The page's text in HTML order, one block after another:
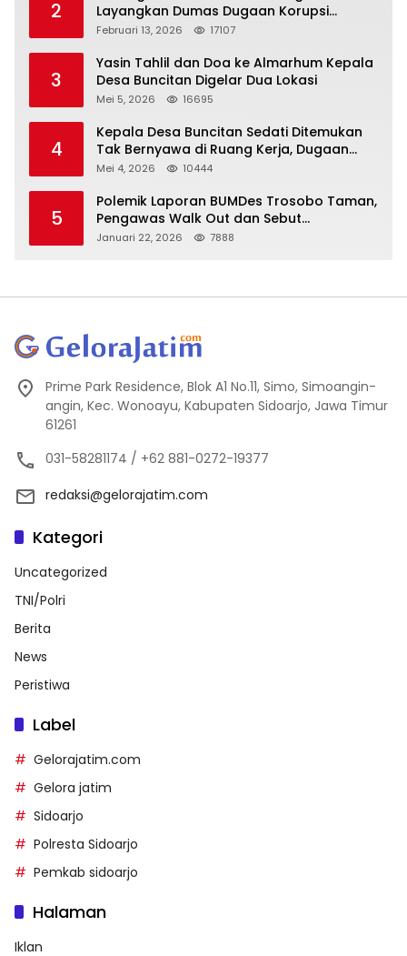
2
Layangkan Dumas Dugaan Korupsi
Oknum DPRD Sidoarjo ke Kapolri
Februari 13, 2026 17107
3
Yasin Tahlil dan Doa ke Almarhum Kepala
Desa Buncitan Digelar Dua Lokasi
Mei 5, 2026 16695
4
Kepala Desa Buncitan Sedati Ditemukan
Tak Bernyawa di Ruang Kerja, Dugaan
Bunuh Diri Menguat
Mei 4, 2026 10444
5
Polemik Laporan BUMDes Trosobo Taman,
Pengawas Walk Out dan Sebut
Kejanggalan
Januari 22, 2026 7888
Prime Park Residence, Blok A1 No.11, Simo, Simoangin-
angin, Kec. Wonoayu, Kabupaten Sidoarjo, Jawa Timur
61261
031-58281174 / +62 881-0272-19377
redaksi@gelorajatim.com
Kategori
Uncategorized
TNI/Polri
Berita
News
Peristiwa
Label
Gelorajatim.com
Gelora jatim
Sidoarjo
Polresta Sidoarjo
Pemkab sidoarjo
Halaman
Iklan